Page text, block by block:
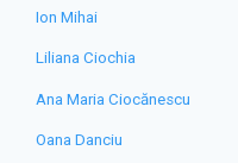
Ion Mihai
Liliana Ciochia
Ana Maria Ciocănescu
Oana Danciu